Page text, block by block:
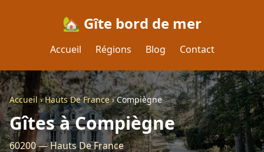
🏡 Gîte bord de mer
Accueil Régions Blog Contact
Accueil›Hauts De France›Compiègne
Gîtes à Compiègne
60200 — Hauts De France